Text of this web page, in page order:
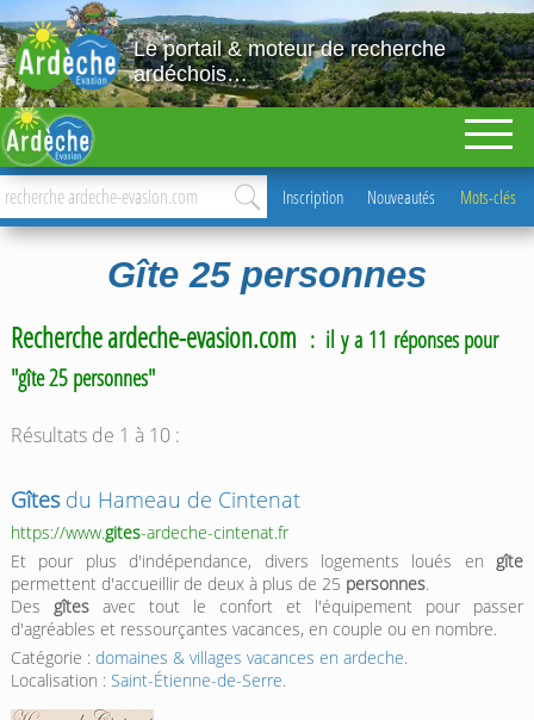
Le portail & moteur de recherche
ardéchois…
Inscription Nouveautés Mots-clés
Gîte 25 personnes
Recherche ardeche-evasion.com : il y a 11 réponses pour
"gîte 25 personnes"
Résultats de 1 à 10 :
Gîtesdu Hameau de Cintenat
https://www.gites-ardeche-cintenat.fr
Et pour plus d'indépendance, divers logements loués engîte
permettent d'accueillir de deux à plus de 25 personnes.
Des gîtesavec tout le confort et l'équipement pour passer
d'agréables et ressourçantes vacances, en couple ou en nombre.
Catégorie : domaines & villages vacances en ardeche.
Localisation : Saint-Étienne-de-Serre.